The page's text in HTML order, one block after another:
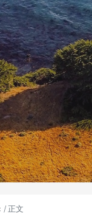
正文